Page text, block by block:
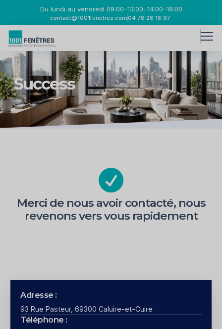
Du lundi au vendredi 09:00–13:00, 14:00–18:00
contact@1001fenetres.com04 78 28 18 97
Success
Merci de nous avoir contacté, nous
revenons vers vous rapidement
Adresse :
93 Rue Pasteur, 69300 Caluire-et-Cuire
Téléphone :